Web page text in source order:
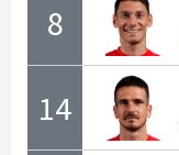
8
14